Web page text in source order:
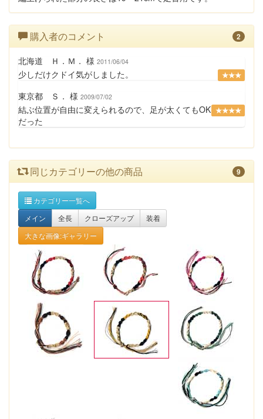
購入者のコメント 2
北海道 Ｈ．Ｍ． 様 2011/06/04
★★★
少しだけクドイ気がしました。
東京都 Ｓ． 様 2009/07/02
★★★★
結ぶ位置が自由に変えられるので、足が太くてもOK
だった
同じカテゴリーの他の商品 9
カテゴリー一覧へ
メイン
全長 クローズアップ
装着
大きな画像:ギャラリー